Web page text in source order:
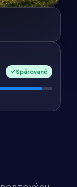
Spárované